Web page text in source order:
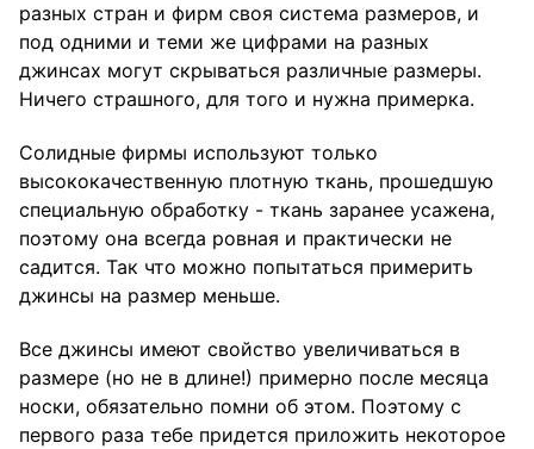
разных стран и фирм своя система размеров, и
под одними и теми же цифрами на разных
джинсах могут скрываться различные размеры.
Ничего страшного, для того и нужна примерка.
Солидные фирмы используют только
высококачественную плотную ткань, прошедшую
специальную обработку - ткань заранее усажена,
поэтому она всегда ровная и практически не
садится. Так что можно попытаться примерить
джинсы на размер меньше.
Все джинсы имеют свойство увеличиваться в
размере (но не в длине!) примерно после месяца
носки, обязательно помни об этом. Поэтому с
первого раза тебе придется приложить некоторое